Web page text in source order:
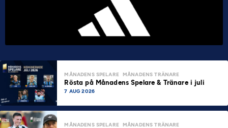
MÅNADENS SPELARE MÅNADENS TRÄNARE
Rösta på Månadens Spelare & Tränare i juli
7 AUG 2026
MÅNADENS SPELARE MÅNADENS TRÄNARE